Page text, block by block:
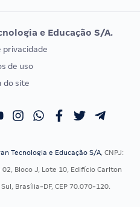
Vunesp
EXAME DE ORDEM
Calendário OAB
e Educação S/A.
privacidade
de uso
do site
Tecnologia e Educação S/A, CNPJ:
Bloco J, Lote 10, Edifício Carlton
Brasília-DF, CEP 70.070-120.